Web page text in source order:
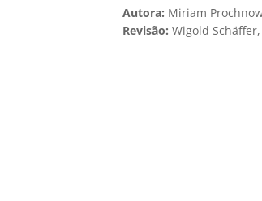
Autora: Miriam
Revisão: Wigold